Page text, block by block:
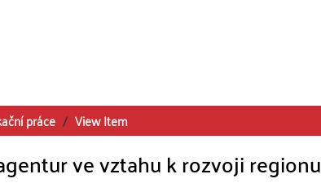
práce View Item
ve vztahu k rozvoji regionu